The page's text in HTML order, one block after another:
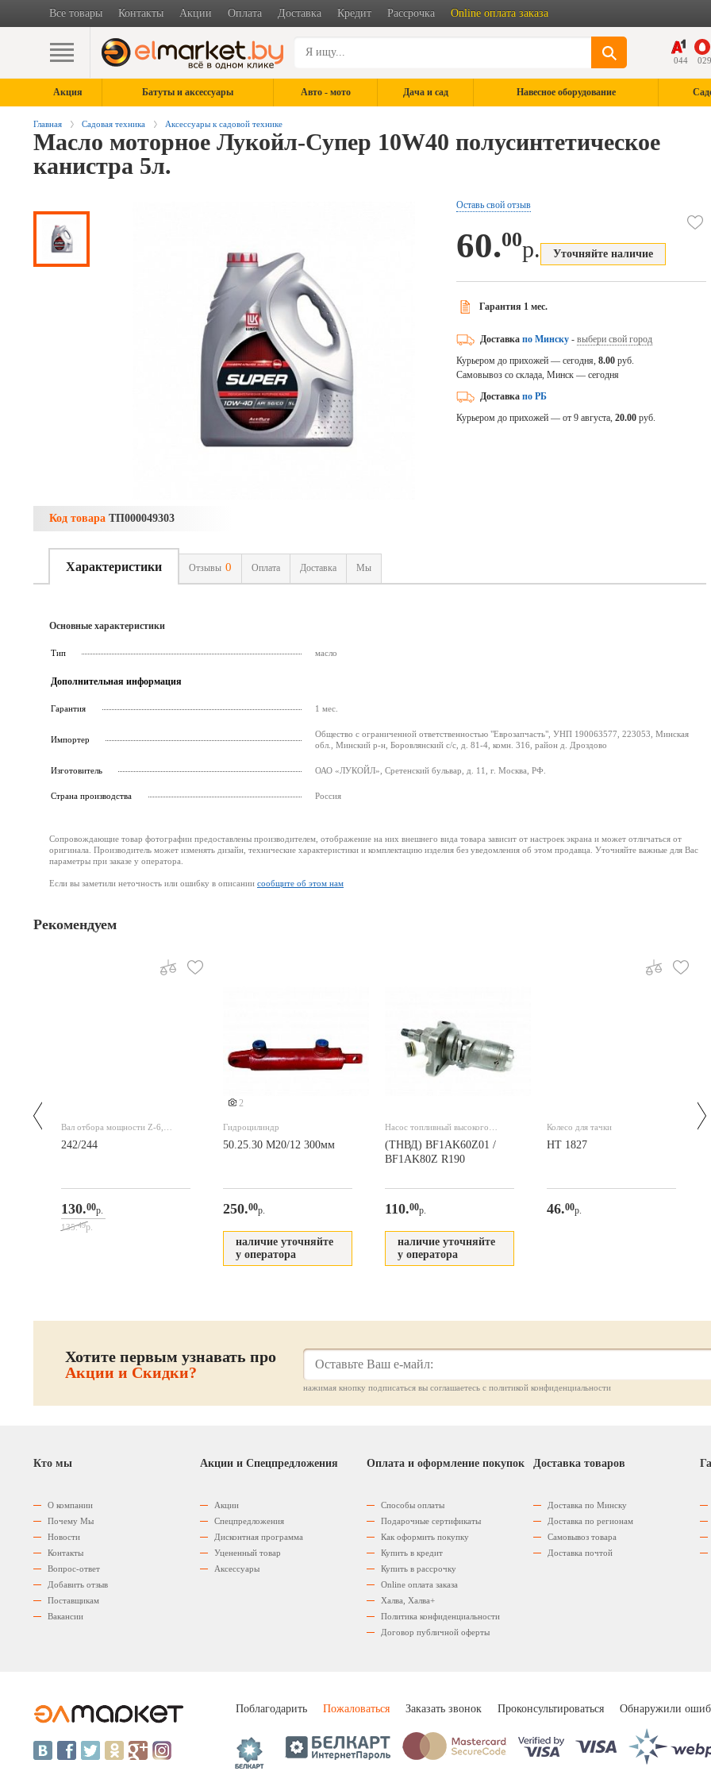
Все товары Контакты Акции Оплата Доставка Кредит Рассрочка Online оплата заказа
044 029
Акция Батуты и аксессуары Авто - мото Дача и сад Навесное оборудование
Главная Садовая техника Аксессуары к садовой технике
Масло моторное Лукойл-Супер 10W40 полусинтетическое
канистра 5л.
Оставь свой отзыв
60.00р. Уточняйте наличие
Гарантия 1 мес.
Доставка по Минску- выбери свой город
Курьером до прихожей — сегодня, 8.00 руб.
Самовывоз со склада, Минск — сегодня
Доставка по РБ
Курьером до прихожей — от 9 августа, 20.00 руб.
Код товара ТП000049303
Характеристики Отзывы 0 Оплата Доставка Мы
Основные характеристики
Тип масло
Дополнительная информация
Гарантия 1 мес.
Импортер
Общество с ограниченной ответственностью "Еврозапчасть", УНП 190063577, 223053, Минская
обл., Минский р-н, Боровлянский с/с, д. 81-4, комн. 316, район д. Дроздово
Изготовитель ОАО «ЛУКОЙЛ», Сретенский бульвар, д. 11, г. Москва, РФ.
Страна производства Россия
Сопровождающие товар фотографии предоставлены производителем, отображение на них внешнего вида товара зависит от настроек экрана и может отличаться от
оригинала. Производитель может изменять дизайн, технические характеристики и комплектацию изделия без уведомления об этом продавца. Уточняйте важные для Вас
параметры при заказе у оператора.
Если вы заметили неточность или ошибку в описании сообщите об этом нам
Рекомендуем
Вал отбора мощности Z-6,
242/244
130.00р.
135.49р.
2
Гидроцилиндр
50.25.30 М20/12 300мм
250.00р.
наличие уточняйте
у оператора
Насос топливный высокого
(ТНВД) BF1AK60Z01 /
BF1AK80Z R190
110.00р.
наличие уточняйте
у оператора
Колесо для тачки
НТ 1827
46.00р.
Хотите первым узнавать про
Акции и Скидки?
нажимая кнопку подписаться вы соглашаетесь с политикой конфиденциальности
Кто мы
О компании
Почему Мы
Новости
Контакты
Вопрос-ответ
Добавить отзыв
Поставщикам
Вакансии
Акции и Спецпредложения
Акции
Спецпредложения
Дисконтная программа
Уцененный товар
Аксессуары
Оплата и оформление покупок
Способы оплаты
Подарочные сертификаты
Как оформить покупку
Купить в кредит
Купить в рассрочку
Оnline оплата заказа
Халва, Халва+
Политика конфиденциальности
Договор публичной оферты
Доставка товаров
Доставка по Минску
Доставка по регионам
Самовывоз товара
Доставка почтой
Поблагодарить Пожаловаться Заказать звонок Проконсультироваться Обнаружили